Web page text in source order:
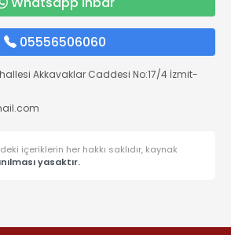
05556506060
Akkavaklar Caddesi No:17/4 İzmit-
içeriklerin her hakkı saklıdır, kaynak
yasaktır.